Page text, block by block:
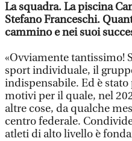
La squadra. La piscina
Stefano Franceschi.
cammino e nei suoi
«Ovviamente tantissimo!
sport individuale, il
indispensabile. Ed è
motivi per il quale, nel
altre cose, da qualche
centro federale.
atleti di alto livello è